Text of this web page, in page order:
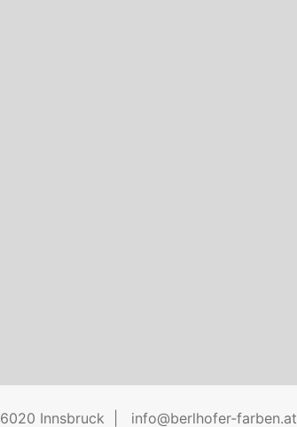
6020 Innsbruck info@berlhofer-farben.at